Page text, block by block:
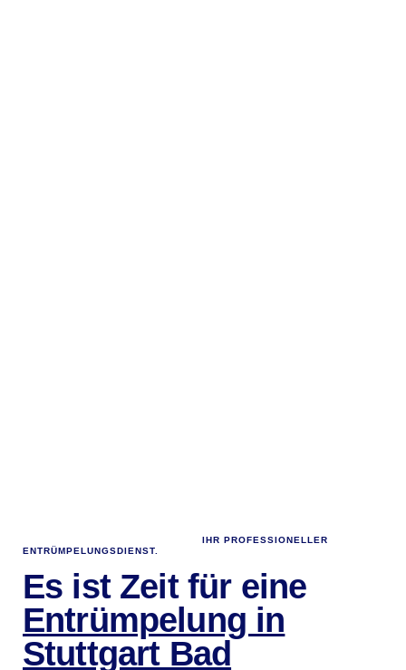
IHR PROFESSIONELLER
ENTRÜMPELUNGSDIENST.
Es ist Zeit für eine
Entrümpelung in
Stuttgart Bad